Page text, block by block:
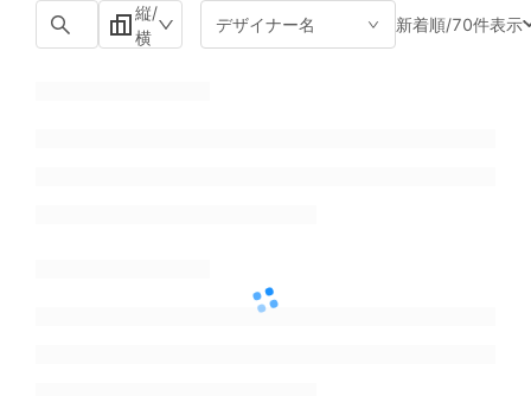
縦/
横
デザイナー名 新着順/70件表示